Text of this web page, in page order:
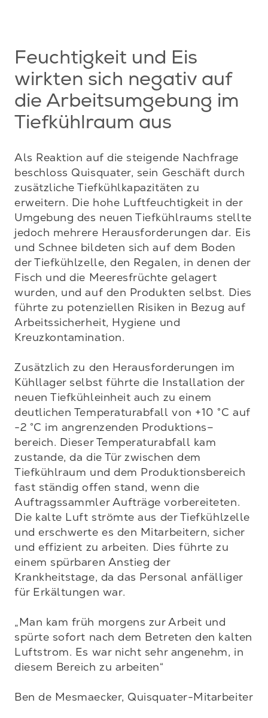
Feuchtigkeit und Eis
wirkten sich negativ auf
die Arbeitsumgebung im
Tiefkühlraum aus
Als Reaktion auf die steigende Nachfrage
beschloss Quisquater, sein Geschäft durch
zusätzliche Tiefkühlkapazitäten zu
erweitern. Die hohe Luftfeuchtigkeit in der
Umgebung des neuen Tiefkühlraums stellte
jedoch mehrere Herausforderungen dar. Eis
und Schnee bildeten sich auf dem Boden
der Tiefkühlzelle, den Regalen, in denen der
Fisch und die Meeresfrüchte gelagert
wurden, und auf den Produkten selbst. Dies
führte zu potenziellen Risiken in Bezug auf
Arbeitssicherheit, Hygiene und
Kreuzkontamination.
Zusätzlich zu den Herausforderungen im
Kühllager selbst führte die Installation der
neuen Tiefkühleinheit auch zu einem
deutlichen Temperaturabfall von +10 °C auf
-2 °C im angrenzenden Produktions–
bereich. Dieser Temperaturabfall kam
zustande, da die Tür zwischen dem
Tiefkühlraum und dem Produktionsbereich
fast ständig offen stand, wenn die
Auftragssammler Aufträge vorbereiteten.
Die kalte Luft strömte aus der Tiefkühlzelle
und erschwerte es den Mitarbeitern, sicher
und effizient zu arbeiten. Dies führte zu
einem spürbaren Anstieg der
Krankheitstage, da das Personal anfälliger
für Erkältungen war.
„Man kam früh morgens zur Arbeit und
spürte sofort nach dem Betreten den kalten
Luftstrom. Es war nicht sehr angenehm, in
diesem Bereich zu arbeiten“
Ben de Mesmaecker, Quisquater-Mitarbeiter